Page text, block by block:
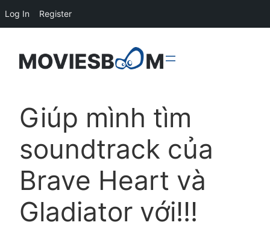
Giúp mình tìm
soundtrack của
Brave Heart và
Gladiator với!!!
Log In Register